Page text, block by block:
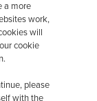
a more
work,
will
cookie
please
with the